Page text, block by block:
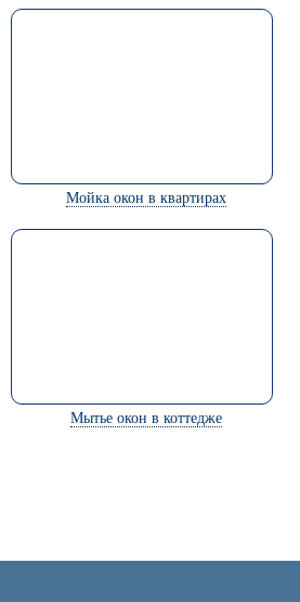
Мойка окон в квартирах
Мытье окон в коттедже